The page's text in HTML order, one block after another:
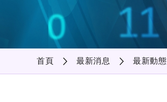
首頁 最新消息 最新動態